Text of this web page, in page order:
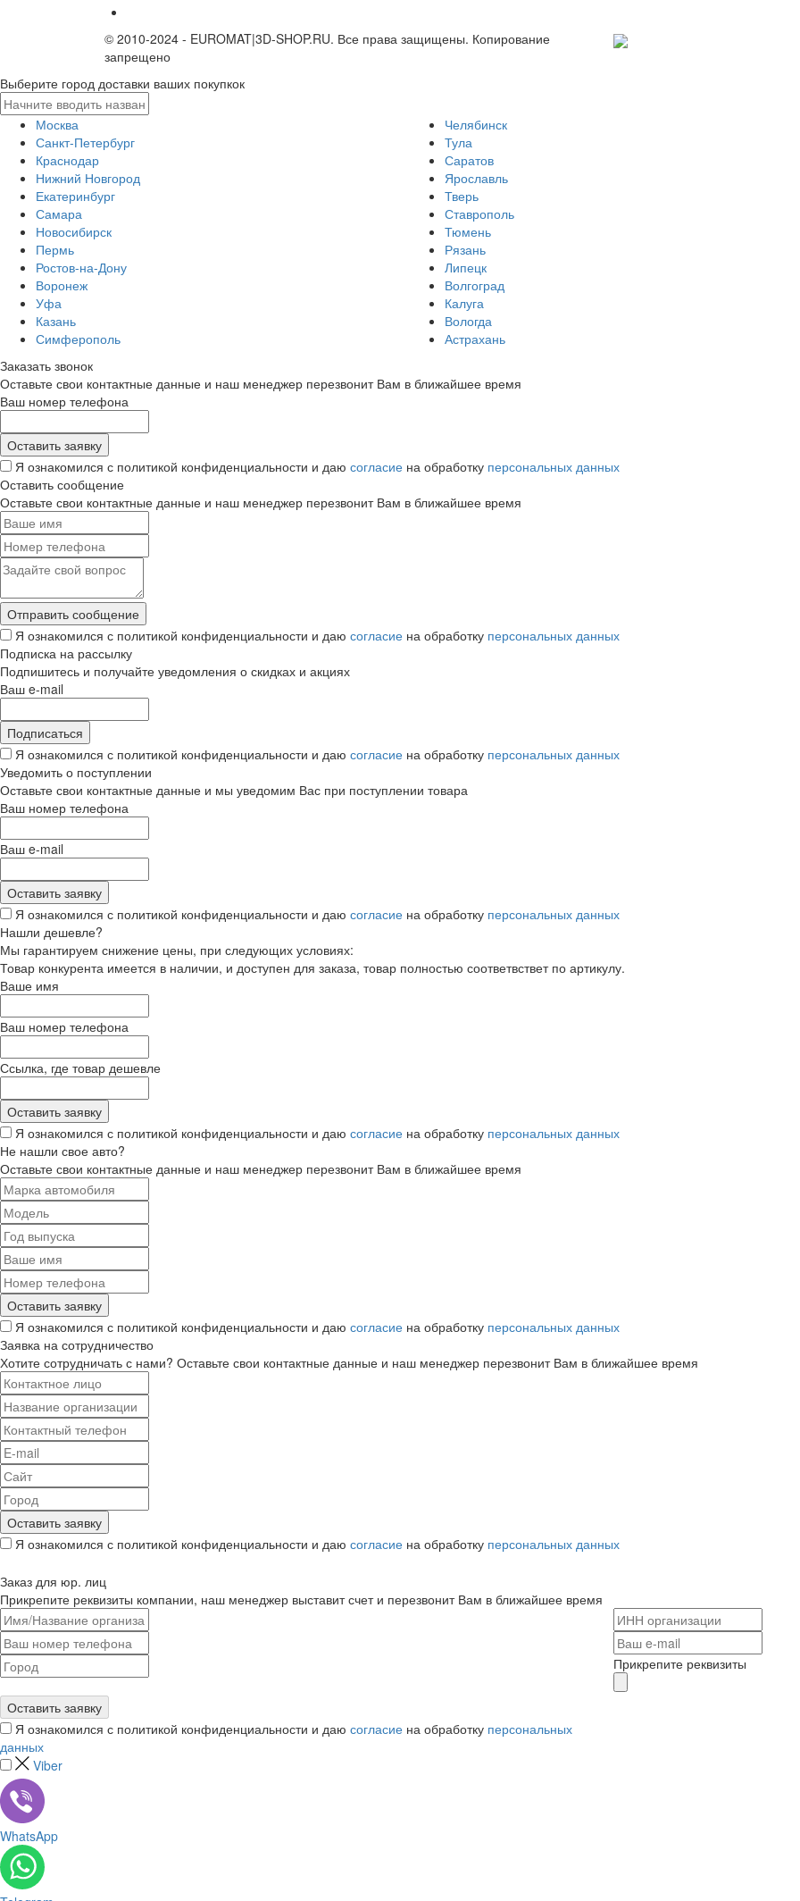
© 2010-2024 - EUROMAT|3D-SHOP.RU. Все права защищены. Копирование
запрещено
Выберите город доставки ваших покупкок
Москва
Санкт-Петербург
Краснодар
Нижний Новгород
Екатеринбург
Самара
Новосибирск
Пермь
Ростов-на-Дону
Воронеж
Уфа
Казань
Симферополь
Челябинск
Тула
Саратов
Ярославль
Тверь
Ставрополь
Тюмень
Рязань
Липецк
Волгоград
Калуга
Вологда
Астрахань
Заказать звонок
Оставьте свои контактные данные и наш менеджер перезвонит Вам в ближайшее время
Ваш номер телефона
Я ознакомился с политикой конфиденциальности и даю согласие на обработку персональных данных
Оставить сообщение
Оставьте свои контактные данные и наш менеджер перезвонит Вам в ближайшее время
Я ознакомился с политикой конфиденциальности и даю согласие на обработку персональных данных
Подписка на рассылку
Подпишитесь и получайте уведомления о скидках и акциях
Ваш e-mail
Я ознакомился с политикой конфиденциальности и даю согласие на обработку персональных данных
Уведомить о поступлении
Оставьте свои контактные данные и мы уведомим Вас при поступлении товара
Ваш номер телефона
Ваш e-mail
Я ознакомился с политикой конфиденциальности и даю согласие на обработку персональных данных
Нашли дешевле?
Мы гарантируем снижение цены, при следующих условиях:
Товар конкурента имеется в наличии, и доступен для заказа, товар полностью соответвствет по артикулу.
Ваше имя
Ваш номер телефона
Ссылка, где товар дешевле
Я ознакомился с политикой конфиденциальности и даю согласие на обработку персональных данных
Не нашли свое авто?
Оставьте свои контактные данные и наш менеджер перезвонит Вам в ближайшее время
Я ознакомился с политикой конфиденциальности и даю согласие на обработку персональных данных
Заявка на сотрудничество
Хотите сотрудничать с нами? Оставьте свои контактные данные и наш менеджер перезвонит Вам в ближайшее время
Я ознакомился с политикой конфиденциальности и даю согласие на обработку персональных данных
Заказ для юр. лиц
Прикрепите реквизиты компании, наш менеджер выставит счет и перезвонит Вам в ближайшее время
Прикрепите реквизиты
Я ознакомился с политикой конфиденциальности и даю согласие на обработку персональных
данных
Viber
WhatsApp